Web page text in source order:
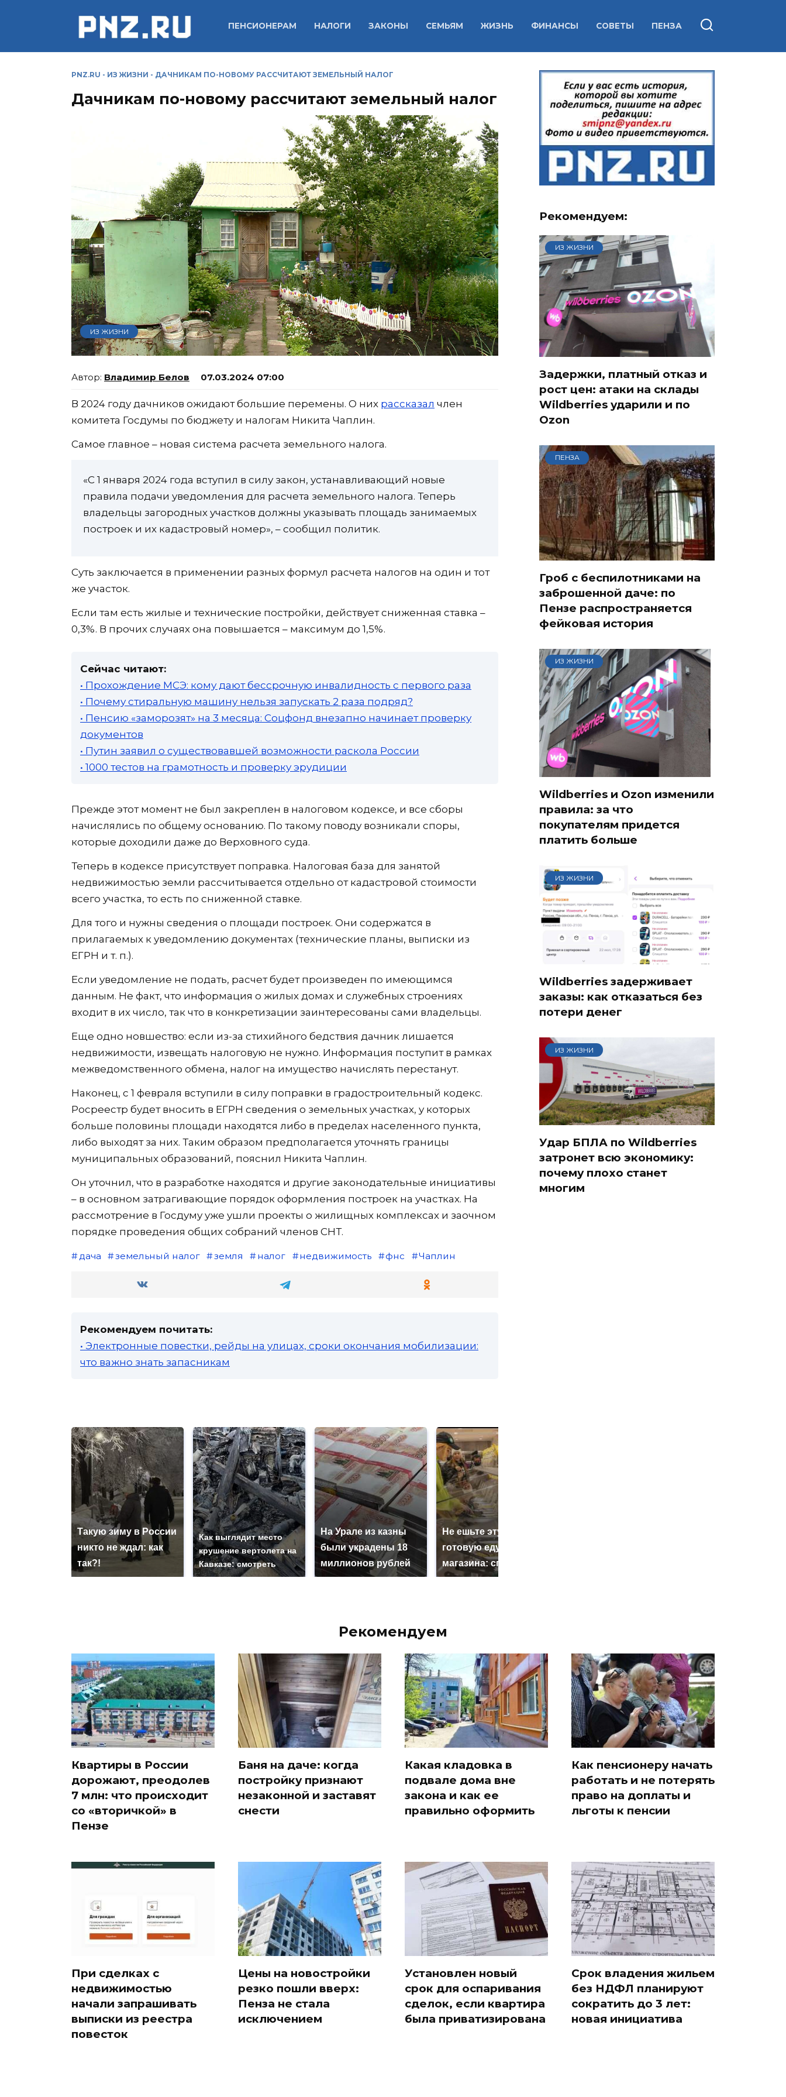
ПЕНСИОНЕРАМ НАЛОГИ ЗАКОНЫ СЕМЬЯМ ЖИЗНЬ ФИНАНСЫ СОВЕТЫ ПЕНЗА
PNZ.RU - ИЗ ЖИЗНИ - ДАЧНИКАМ ПО-НОВОМУ РАССЧИТАЮТ ЗЕМЕЛЬНЫЙ НАЛОГ
Дачникам по-новому рассчитают земельный налог
ИЗ ЖИЗНИ
Владимир Белов 07.03.2024 07:00
В 2024 году дачников ожидают большие перемены. О них рассказал член
комитета Госдумы по бюджету и налогам Никита Чаплин.
Самое главное – новая система расчета земельного налога.
«С 1 января 2024 года вступил в силу закон, устанавливающий новые
правила подачи уведомления для расчета земельного налога. Теперь
владельцы загородных участков должны указывать площадь занимаемых
построек и их кадастровый номер», – сообщил политик.
Суть заключается в применении разных формул расчета налогов на один и тот
же участок.
Если там есть жилые и технические постройки, действует сниженная ставка –
0,3%. В прочих случаях она повышается – максимум до 1,5%.
Сейчас читают:
• Прохождение МСЭ: кому дают бессрочную инвалидность с первого раза
• Почему стиральную машину нельзя запускать 2 раза подряд?
• Пенсию «заморозят» на 3 месяца: Соцфонд внезапно начинает проверку
документов
• Путин заявил о существовавшей возможности раскола России
• 1000 тестов на грамотность и проверку эрудиции
Прежде этот момент не был закреплен в налоговом кодексе, и все сборы
начислялись по общему основанию. По такому поводу возникали споры,
которые доходили даже до Верховного суда.
Теперь в кодексе присутствует поправка. Налоговая база для занятой
недвижимостью земли рассчитывается отдельно от кадастровой стоимости
всего участка, то есть по сниженной ставке.
Для того и нужны сведения о площади построек. Они содержатся в
прилагаемых к уведомлению документах (технические планы, выписки из
ЕГРН и т. п.).
Если уведомление не подать, расчет будет произведен по имеющимся
данным. Не факт, что информация о жилых домах и служебных строениях
входит в их число, так что в конкретизации заинтересованы сами владельцы.
Еще одно новшество: если из-за стихийного бедствия дачник лишается
недвижимости, извещать налоговую не нужно. Информация поступит в рамках
межведомственного обмена, налог на имущество начислять перестанут.
Наконец, с 1 февраля вступили в силу поправки в градостроительный кодекс.
Росреестр будет вносить в ЕГРН сведения о земельных участках, у которых
больше половины площади находятся либо в пределах населенного пункта,
либо выходят за них. Таким образом предполагается уточнять границы
муниципальных образований, пояснил Никита Чаплин.
Он уточнил, что в разработке находятся и другие законодательные инициативы
– в основном затрагивающие порядок оформления построек на участках. На
рассмотрение в Госдуму уже ушли проекты о жилищных комплексах и заочном
порядке проведения общих собраний членов СНТ.
дача земельный налог земля налог недвижимость фнс Чаплин
Рекомендуем почитать:
• Электронные повестки, рейды на улицах, сроки окончания мобилизации:
что важно знать запасникам
Такую зиму в России
никто не ждал: как
так?!
Как выглядит место
крушение вертолета на
Кавказе: смотреть
На Урале из казны
были украдены 18
миллионов рублей
Не ешьте эту
готовую еду из
магазина: список
Рекомендуем:
ИЗ ЖИЗНИ
Задержки, платный отказ и
рост цен: атаки на склады
Wildberries ударили и по
Ozon
ПЕНЗА
Гроб с беспилотниками на
заброшенной даче: по
Пензе распространяется
фейковая история
ИЗ ЖИЗНИ
Wildberries и Ozon изменили
правила: за что
покупателям придется
платить больше
ИЗ ЖИЗНИ
Wildberries задерживает
заказы: как отказаться без
потери денег
ИЗ ЖИЗНИ
Удар БПЛА по Wildberries
затронет всю экономику:
почему плохо станет
многим
Рекомендуем
Квартиры в России
дорожают, преодолев
7 млн: что происходит
со «вторичкой» в
Пензе
Баня на даче: когда
постройку признают
незаконной и заставят
снести
Какая кладовка в
подвале дома вне
закона и как ее
правильно оформить
Как пенсионеру начать
работать и не потерять
право на доплаты и
льготы к пенсии
При сделках с
недвижимостью
начали запрашивать
выписки из реестра
повесток
Цены на новостройки
резко пошли вверх:
Пенза не стала
исключением
Установлен новый
срок для оспаривания
сделок, если квартира
была приватизирована
Срок владения жильем
без НДФЛ планируют
сократить до 3 лет:
новая инициатива